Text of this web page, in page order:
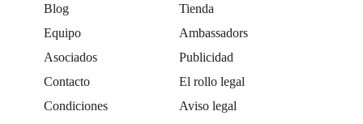
Blog
Tienda
Equipo
Ambassadors
Asociados
Publicidad
Contacto
El rollo legal
Condiciones
Aviso legal